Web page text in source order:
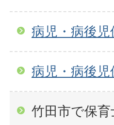
病児・病後
病児・病後
竹田市で保